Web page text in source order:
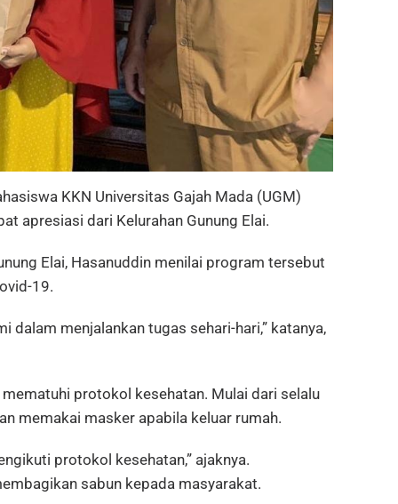
KKN Universitas Gajah Mada (UGM)
apresiasi dari Kelurahan Gunung Elai.
Elai, Hasanuddin menilai program tersebut
19.
dalam menjalankan tugas sehari-hari,” katanya,
protokol kesehatan. Mulai dari selalu
memakai masker apabila keluar rumah.
protokol kesehatan,” ajaknya.
sabun kepada masyarakat.